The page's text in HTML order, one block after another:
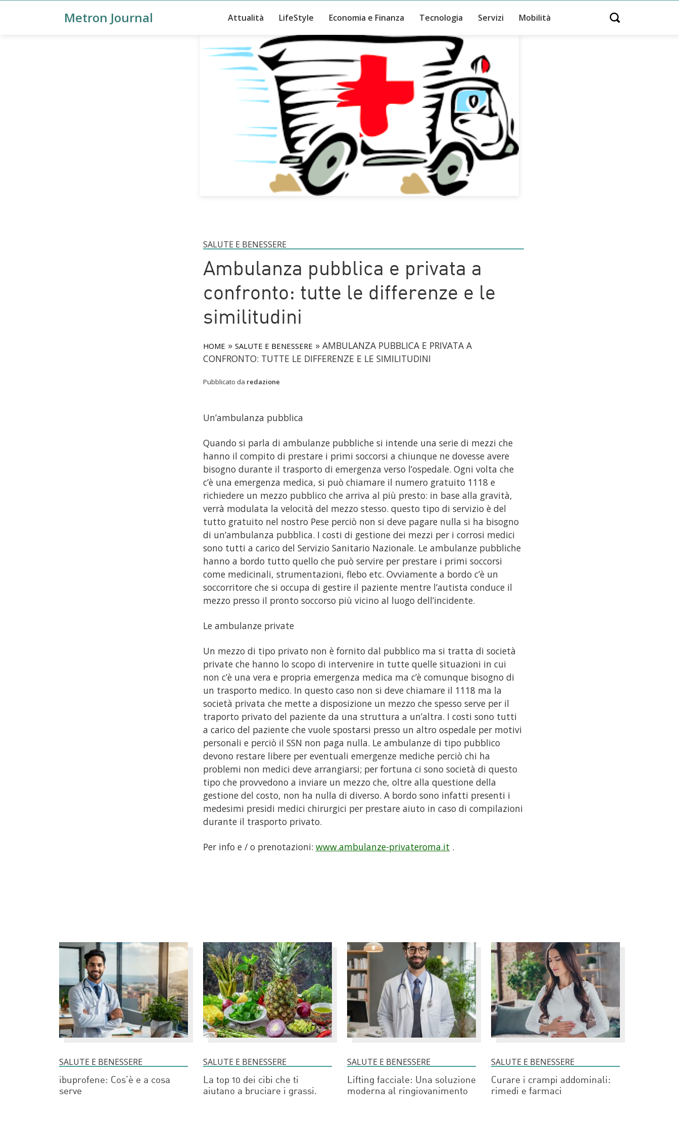
Metron Journal Attualità LifeStyle Economia e Finanza Tecnologia Servizi Mobilità Open search
SALUTE E BENESSERE
Ambulanza pubblica e privata a
confronto: tutte le differenze e le
similitudini
HOME » SALUTE E BENESSERE » AMBULANZA PUBBLICA E PRIVATA A
CONFRONTO: TUTTE LE DIFFERENZE E LE SIMILITUDINI
Pubblicato da redazione
Un’ambulanza pubblica
Quando si parla di ambulanze pubbliche si intende una serie di mezzi che
hanno il compito di prestare i primi soccorsi a chiunque ne dovesse avere
bisogno durante il trasporto di emergenza verso l’ospedale. Ogni volta che
c’è una emergenza medica, si può chiamare il numero gratuito 1118 e
richiedere un mezzo pubblico che arriva al più presto: in base alla gravità,
verrà modulata la velocità del mezzo stesso. questo tipo di servizio è del
tutto gratuito nel nostro Pese perciò non si deve pagare nulla si ha bisogno
di un’ambulanza pubblica. I costi di gestione dei mezzi per i corrosi medici
sono tutti a carico del Servizio Sanitario Nazionale. Le ambulanze pubbliche
hanno a bordo tutto quello che può servire per prestare i primi soccorsi
come medicinali, strumentazioni, flebo etc. Ovviamente a bordo c’è un
soccorritore che si occupa di gestire il paziente mentre l’autista conduce il
mezzo presso il pronto soccorso più vicino al luogo dell’incidente.
Le ambulanze private
Un mezzo di tipo privato non è fornito dal pubblico ma si tratta di società
private che hanno lo scopo di intervenire in tutte quelle situazioni in cui
non c’è una vera e propria emergenza medica ma c’è comunque bisogno di
un trasporto medico. In questo caso non si deve chiamare il 1118 ma la
società privata che mette a disposizione un mezzo che spesso serve per il
traporto privato del paziente da una struttura a un’altra. I costi sono tutti
a carico del paziente che vuole spostarsi presso un altro ospedale per motivi
personali e perciò il SSN non paga nulla. Le ambulanze di tipo pubblico
devono restare libere per eventuali emergenze mediche perciò chi ha
problemi non medici deve arrangiarsi; per fortuna ci sono società di questo
tipo che provvedono a inviare un mezzo che, oltre alla questione della
gestione del costo, non ha nulla di diverso. A bordo sono infatti presenti i
medesimi presidi medici chirurgici per prestare aiuto in caso di compilazioni
durante il trasporto privato.
Per info e / o prenotazioni: www.ambulanze-privateroma.it .
SALUTE E BENESSERE
ibuprofene: Cos’è e a cosa
serve
SALUTE E BENESSERE
La top 10 dei cibi che ti
aiutano a bruciare i grassi.
SALUTE E BENESSERE
Lifting facciale: Una soluzione
moderna al ringiovanimento
SALUTE E BENESSERE
Curare i crampi addominali:
rimedi e farmaci